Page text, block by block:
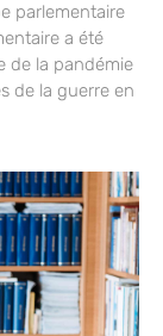
parlementaire
a été
de la pandémie
de la guerre en